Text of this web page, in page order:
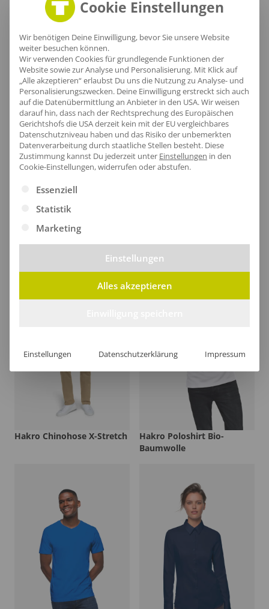
Lieferzeit
[jgm-review-widget]
Kundenprojekte
Kombi Produkte
Hakro Chinohose X-Stretch
Hakro Poloshirt Bio-
Baumwolle
Cookie Einstellungen
Wir benötigen Deine Einwilligung, bevor Sie unsere Website
weiter besuchen können.
Wir verwenden Cookies für grundlegende Funktionen der
Website sowie zur Analyse und Personalisierung. Mit Klick auf
„Alle akzeptieren“ erlaubst Du uns die Nutzung zu Analyse- und
Personalisierungszwecken. Deine Einwilligung erstreckt sich auch
auf die Datenübermittlung an Anbieter in den USA. Wir weisen
darauf hin, dass nach der Rechtsprechung des Europäischen
Gerichtshofs die USA derzeit kein mit der EU vergleichbares
Datenschutzniveau haben und das Risiko der unbemerkten
Datenverarbeitung durch staatliche Stellen besteht. Diese
Zustimmung kannst Du jederzeit unter Einstellungen in den
Cookie-Einstellungen, widerrufen oder abstufen.
Es folgt eine Liste der Service-Gruppen, für die eine
Essenziell
Statistik
Marketing
Einstellungen
Alles akzeptieren
Einstellungen Datenschutzerklärung Impressum